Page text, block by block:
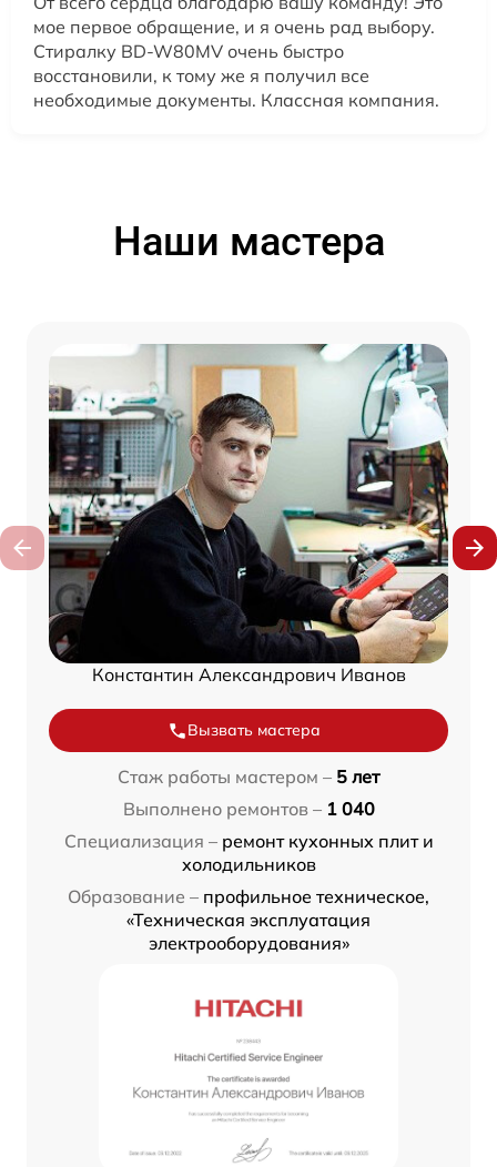
мое первое обращение, и я очень рад выбору.
Стиралку BD-W80MV очень быстро
восстановили, к тому же я получил все
необходимые документы. Классная компания.
Наши мастера
Константин Александрович Иванов
Вызвать мастера
Стаж работы мастером – 5 лет
Выполнено ремонтов – 1 040
Специализация – ремонт кухонных плит и
холодильников
Образование – профильное техническое,
«Техническая эксплуатация
электрооборудования»